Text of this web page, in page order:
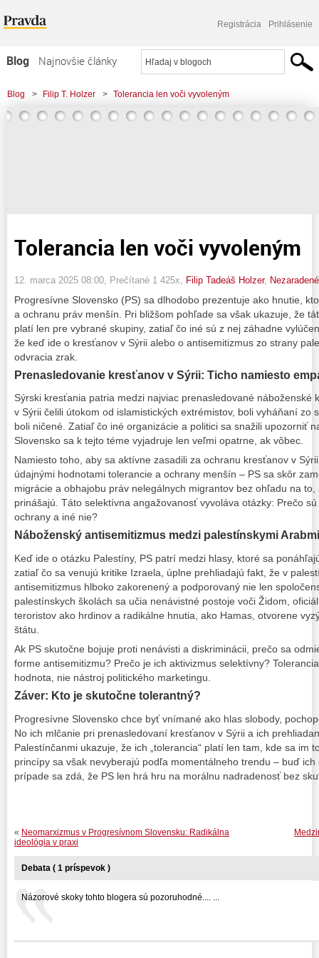
Registrácia Prihlásenie
Blog
Najnovšie články
Najčítanejšie články
Najkomentovanejšie články
Blog > Filip T. Holzer > Tolerancia len voči vyvoleným
Tolerancia len voči vyvoleným
12. marca 2025 08:00 , Prečítané 1 425x, Filip Tadeáš Holzer, Nezaradené
Progresívne Slovensko (PS) sa dlhodobo prezentuje ako hnutie,
a ochranu práv menšín. Pri bližšom pohľade sa však ukazuje, že
platí len pre vybrané skupiny, zatiaľ čo iné sú z nej záhadne
že keď ide o kresťanov v Sýrii alebo o antisemitizmus zo strany
odvracia zrak.
Prenasledovanie kresťanov v Sýrii: Ticho namiesto
Sýrski kresťania patria medzi najviac prenasledované náboženské
v Sýrii čelili útokom od islamistických extrémistov, boli vyháňaní zo
boli ničené. Zatiaľ čo iné organizácie a politici sa snažili upozorniť
Slovensko sa k tejto téme vyjadruje len veľmi opatrne, ak vôbec.
Namiesto toho, aby sa aktívne zasadili za ochranu kresťanov v
údajnými hodnotami tolerancie a ochrany menšín – PS sa skôr
migrácie a obhajobu práv nelegálnych migrantov bez ohľadu na
prinášajú. Táto selektívna angažovanosť vyvoláva otázky: Prečo
ochrany a iné nie?
Náboženský antisemitizmus medzi palestínskymi
Keď ide o otázku Palestíny, PS patrí medzi hlasy, ktoré sa
zatiaľ čo sa venujú kritike Izraela, úplne prehliadajú fakt, že v
antisemitizmus hlboko zakorenený a podporovaný nie len
palestínskych školách sa učia nenávistné postoje voči Židom,
teroristov ako hrdinov a radikálne hnutia, ako Hamas, otvorene
štátu.
Ak PS skutočne bojuje proti nenávisti a diskriminácii, prečo sa
forme antisemitizmu? Prečo je ich aktivizmus selektívny?
hodnota, nie nástroj politického marketingu.
Záver: Kto je skutočne tolerantný?
Progresívne Slovensko chce byť vnímané ako hlas slobody,
No ich mlčanie pri prenasledovaní kresťanov v Sýrii a ich
Palestínčanmi ukazuje, že ich „tolerancia“ platí len tam, kde sa im
princípy sa však nevyberajú podľa momentálneho trendu – buď ich
prípade sa zdá, že PS len hrá hru na morálnu nadradenosť bez
« Neomarxizmus v Progresívnom Slovensku: Radikálna
ideológia v praxi
Debata ( 1 príspevok )
Názorové skoky tohto blogera sú pozoruhodné.... ...